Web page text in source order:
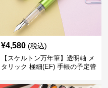
¥4,580 (税込)
【スケルトン万年筆】透明軸 メ
タリック 極細(EF) 手帳の予定管
デザイン